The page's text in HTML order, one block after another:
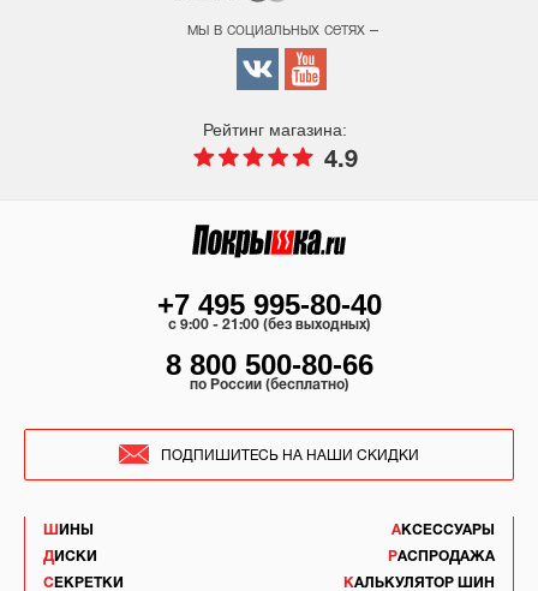
мы в социальных сетях –
Рейтинг магазина:
4.9
ШИНЫ
ДИСКИ
СЕКРЕТКИ
АКСЕССУАРЫ
РАСПРОДАЖА
КАЛЬКУЛЯТОР ШИН
+7 495 995-80-40
c 9:00 - 21:00 (без выходных)
8 800 500-80-66
по России (бесплатно)
ПОДПИШИТЕСЬ НА НАШИ СКИДКИ